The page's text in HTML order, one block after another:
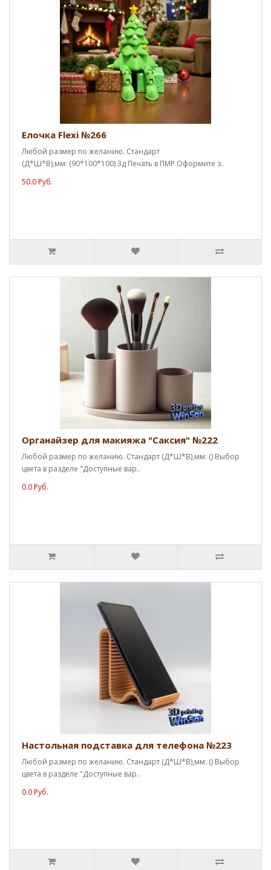
Елочка Flexi №266
Любой размер по желанию. Стандарт
(Д*Ш*В),мм: (90*100*100) 3д Печать в ПМР.Оформите з..
50.0 Руб.
Органайзер для макияжа "Саксия" №222
Любой размер по желанию. Стандарт (Д*Ш*В),мм: () Выбор
цвета в разделе "Доступные вар..
0.0 Руб.
Настольная подставка для телефона №223
Любой размер по желанию. Стандарт (Д*Ш*В),мм: () Выбор
цвета в разделе "Доступные вар..
0.0 Руб.